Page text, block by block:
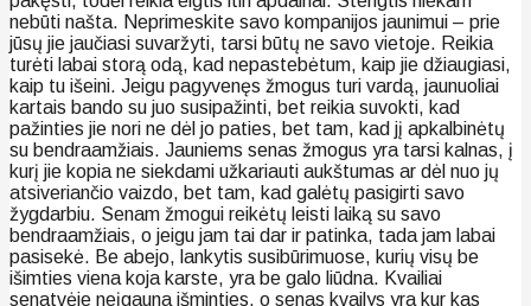
nebūti našta. Neprimeskite savo kompanijos jaunimui – prie
jūsų jie jaučiasi suvaržyti, tarsi būtų ne savo vietoje. Reikia
turėti labai storą odą, kad nepastebėtum, kaip jie džiaugiasi,
kaip tu išeini. Jeigu pagyvenęs žmogus turi vardą, jaunuoliai
kartais bando su juo susipažinti, bet reikia suvokti, kad
pažinties jie nori ne dėl jo paties, bet tam, kad jį apkalbinėtų
su bendraamžiais. Jauniems senas žmogus yra tarsi kalnas, į
kurį jie kopia ne siekdami užkariauti aukštumas ar dėl nuo jų
atsiveriančio vaizdo, bet tam, kad galėtų pasigirti savo
žygdarbiu. Senam žmogui reikėtų leisti laiką su savo
bendraamžiais, o jeigu jam tai dar ir patinka, tada jam labai
pasisekė. Be abejo, lankytis susibūrimuose, kurių visų be
išimties viena koja karste, yra be galo liūdna. Kvailiai
senatvėje neįgauna išminties, o senas kvailys yra kur kas